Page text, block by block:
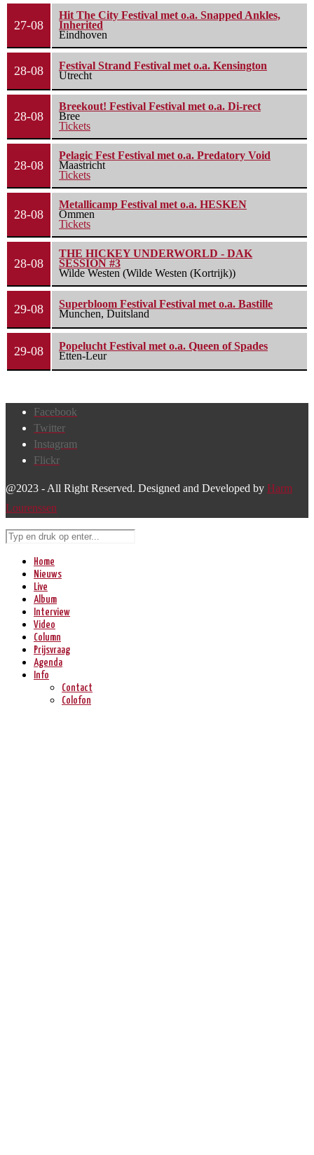
27-08
Hit The City Festival met o.a. Snapped Ankles,
Inherited
Eindhoven
28-08
Festival Strand Festival met o.a. Kensington
Utrecht
28-08
Breekout! Festival Festival met o.a. Di-rect
Bree
Tickets
28-08
Pelagic Fest Festival met o.a. Predatory Void
Maastricht
Tickets
28-08
Metallicamp Festival met o.a. HESKEN
Ommen
Tickets
28-08
THE HICKEY UNDERWORLD - DAK
SESSION #3
Wilde Westen (Wilde Westen (Kortrijk))
29-08
Superbloom Festival Festival met o.a. Bastille
Munchen, Duitsland
29-08
Popelucht Festival met o.a. Queen of Spades
Etten-Leur
Facebook
Twitter
Instagram
Flickr
@2023 - All Right Reserved. Designed and Developed by Harm
Lourenssen
Home
Nieuws
Live
Album
Interview
Video
Column
Prijsvraag
Agenda
Info
Contact
Colofon